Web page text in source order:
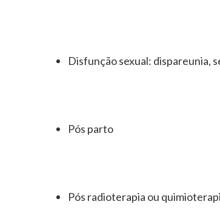
Disfunção sexual: dispareunia,
Pós parto
Pós radioterapia ou